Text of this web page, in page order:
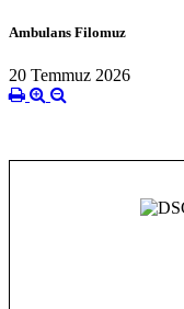
Ambulans Filomuz
20 Temmuz 2026